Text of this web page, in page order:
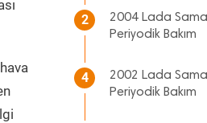
2
2004 Lada
Periyodik Bakım
4
2002 Lada
Periyodik Bakım